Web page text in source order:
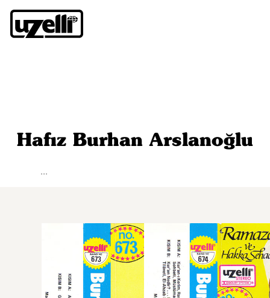
Hafız Burhan Arslanoğlu
...